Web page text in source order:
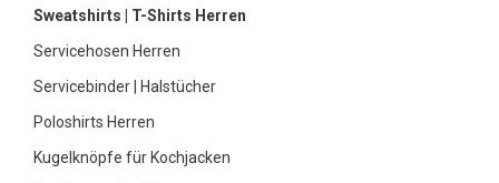
Sweatshirts | T-Shirts Herren
Servicehosen Herren
Servicebinder | Halstücher
Poloshirts Herren
Kugelknöpfe für Kochjacken